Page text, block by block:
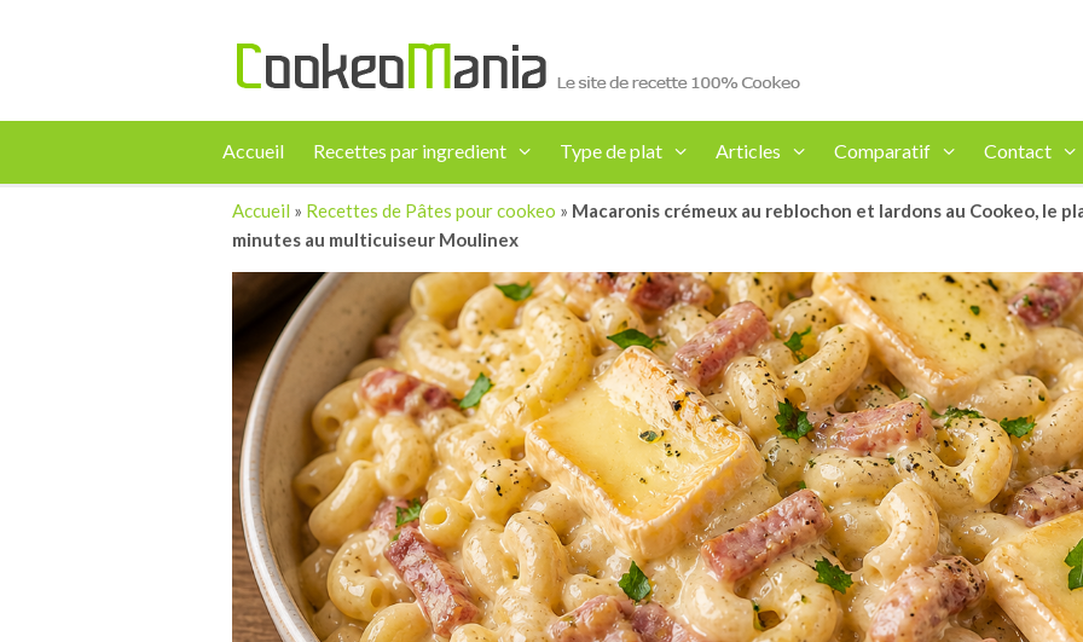
Accueil Recettes par ingredient Type de plat Articles Comparatif Contact
Accueil » Recettes de Pâtes pour cookeo » Macaronis crémeux au reblochon et lardons au Cookeo, le
minutes au multicuiseur Moulinex